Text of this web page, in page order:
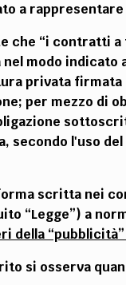
a
che “i contratti
modo indicato
privata
per mezzo di
secondo l'uso
scritta nei
“Legge”) a
della
si osserva